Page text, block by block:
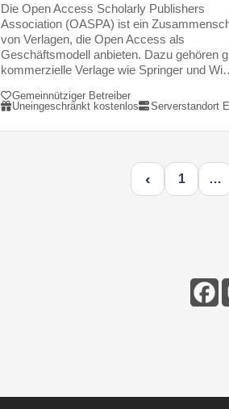
t
s
m
o
d
e
Die Open Access Scholarly Publishers
Association (OASPA) ist ein
von Verlagen, die Open Access als
Geschäftsmodell anbieten. Dazu gehören
kommerzielle Verlage wie Springer und
Gemeinnütziger Betreiber
Uneingeschränkt kostenlos
Serverstandort
‹ 1 …